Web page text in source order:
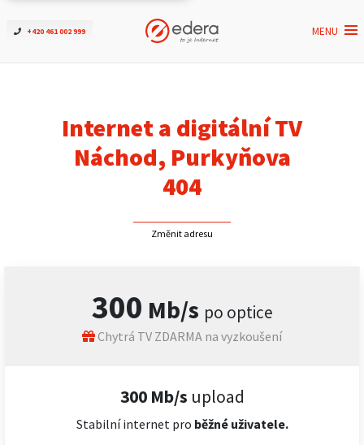
+420 461 002 999 MENU
Ověřit dostupnost
ČEZNET TV
Internet a digitální TV
Náchod, Purkyňova
404
Změnit adresu
300 Mb/s po optice
Chytrá TV ZDARMA na vyzkoušení
300 Mb/s upload
Stabilní internet pro běžné uživatele.